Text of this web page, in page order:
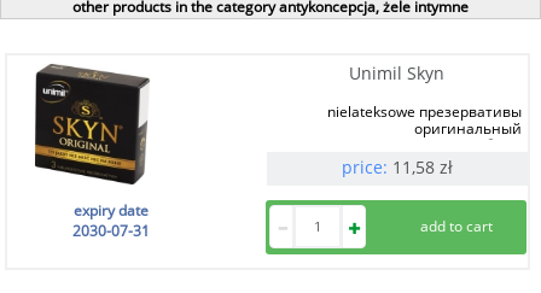
other products in the category antykoncepcja, żele intymne
Unimil Skyn
nielateksowe презервативы
оригинальный
3 szt.
price: 11,58 zł
expiry date
2030-07-31